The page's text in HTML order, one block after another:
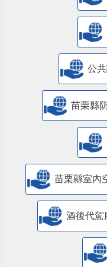
公
苗栗縣
苗栗縣室內
酒後代駕